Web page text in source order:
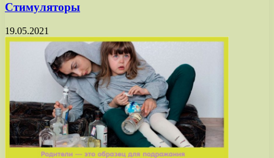
Стимуляторы
19.05.2021